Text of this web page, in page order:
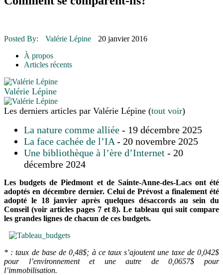
CULTURE
16 juillet 2026 | COMMUNAUTAIRE
Posted By: Valérie Lépine
20 janvier 2016
À propos
Articles récents
Valérie Lépine
Les derniers articles par Valérie Lépine (tout voir)
La nature comme alliée - 19 décembre 2025
La face cachée de l’IA - 20 novembre 2025
Une bibliothèque à l’ère d’Internet - 20
décembre 2024
Les budgets de Piedmont et de Sainte-Anne-des-Lacs ont été
adoptés en décembre dernier. Celui de Prévost a finalement été
adopté le 18 janvier après quelques désaccords au sein du
Conseil (voir articles pages 7 et 8). Le tableau qui suit compare
les grandes lignes de chacun de ces budgets.
* : taux de base de 0,48$; à ce taux s’ajoutent une taxe de 0,042$
pour l’environnement et une autre de 0,0657$ pour
l’immobilisation.